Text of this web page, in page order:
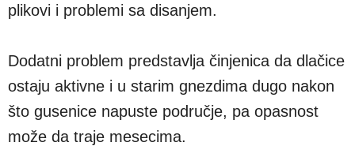
plikovi i problemi sa disanjem.
Dodatni problem predstavlja činjenica da dlačice
ostaju aktivne i u starim gnezdima dugo nakon
što gusenice napuste područje, pa opasnost
može da traje mesecima.